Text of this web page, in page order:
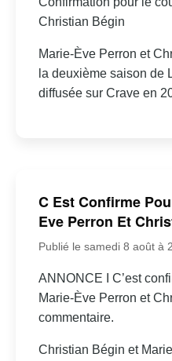
Christian Bégin
Marie-Ève Perron et
la deuxième saison de
diffusée sur Crave en
C Est Confirme
Eve Perron Et
Publié le samedi 8 août à
ANNONCE I C’est
Marie-Ève Perron et
commentaire.
Christian Bégin et